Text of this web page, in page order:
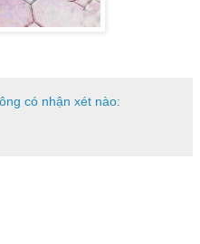
có nhận xét nào: